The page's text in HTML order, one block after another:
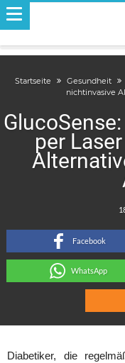
Startseite Gesundheit
nichtinvasive
per
Facebook
WhatsApp
Diabetiker, die